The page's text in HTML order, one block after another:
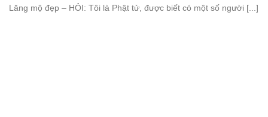
Lăng mộ đẹp – HỎI: Tôi là Phật tử, được biết có một số người [...]